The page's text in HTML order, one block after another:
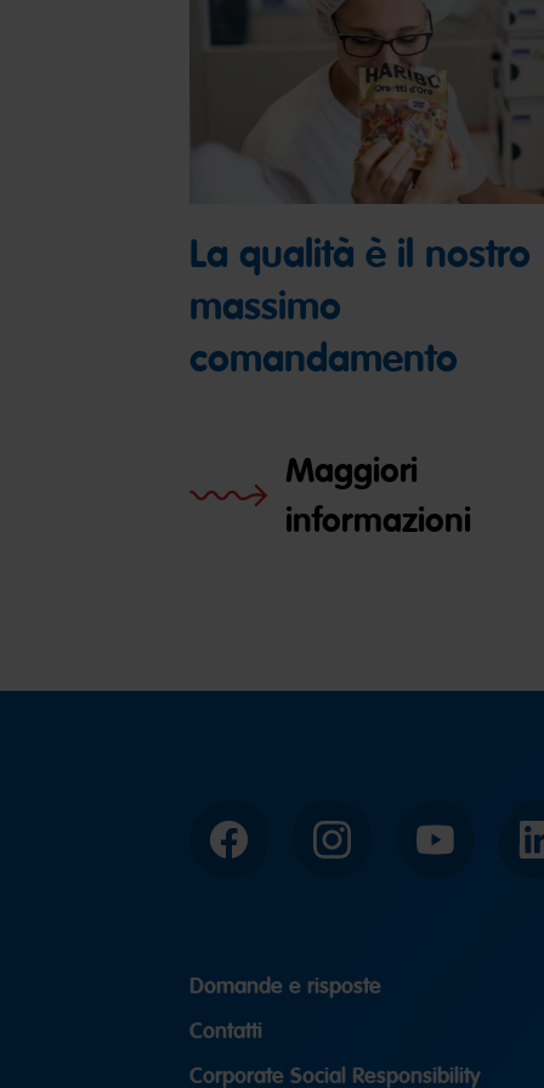
La qualità è il nostro
massimo
comandamento
Maggiori
informazioni
Facebook Instagram YouTube
Domande e risposte
Contatti
Corporate Social Responsibility